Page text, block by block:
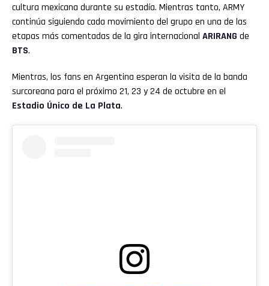
cultura mexicana durante su estadía. Mientras tanto, ARMY
continúa siguiendo cada movimiento del grupo en una de las
etapas más comentadas de la gira internacional ARIRANG de
BTS.
Mientras, los fans en Argentina esperan la visita de la banda
surcoreana para el próximo 21, 23 y 24 de octubre en el
Estadio Único de La Plata.